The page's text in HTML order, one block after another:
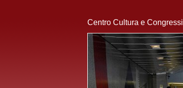
Centro Cultura e Congressi